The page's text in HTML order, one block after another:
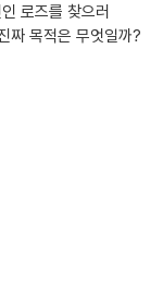
로즈를 찾으러
짜 목적은 무엇일까?